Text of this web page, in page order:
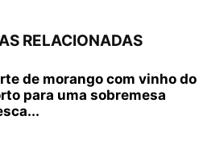
RELACIONADAS
de morango com vinho do
para uma sobremesa